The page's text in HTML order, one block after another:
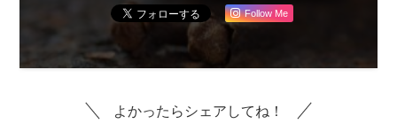
Follow Me
よかったらシェアしてね！